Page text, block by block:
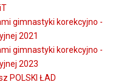
gimnastyki korekcyjno -
2021
gimnastyki korekcyjno -
2023
POLSKI ŁAD